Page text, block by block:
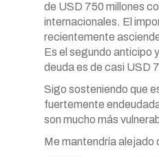
de USD 750 millones
internacionales. El
recientemente
Es el segundo anticipo
deuda es de casi USD
Sigo sosteniendo que
fuertemente
son mucho más
Me mantendría alejado